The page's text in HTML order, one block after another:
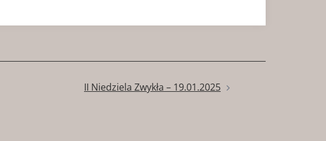
II Niedziela Zwykła – 19.01.2025